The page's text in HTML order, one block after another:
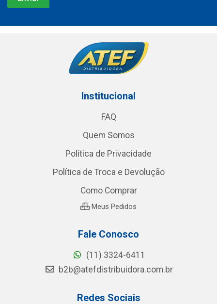
Institucional
FAQ
Quem Somos
Política de Privacidade
Política de Troca e Devolução
Como Comprar
Meus Pedidos
Fale Conosco
(11) 3324-6411
b2b@atefdistribuidora.com.br
Redes Sociais